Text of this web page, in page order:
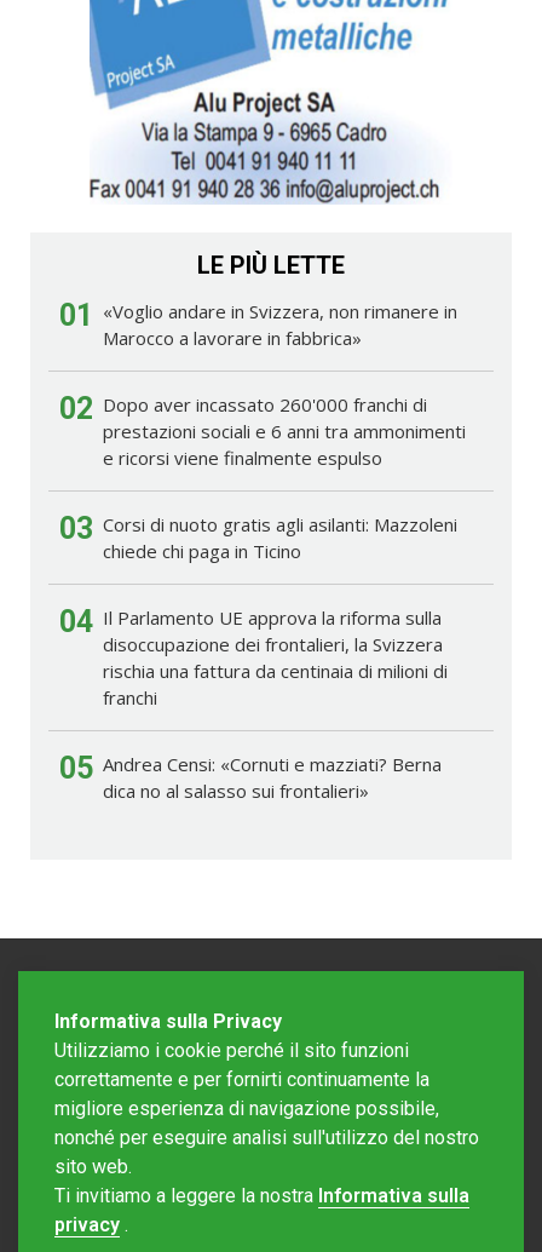
LE PIÙ LETTE
01
«Voglio andare in Svizzera, non rimanere in
Marocco a lavorare in fabbrica»
02 Dopo aver incassato 260'000 franchi di
prestazioni sociali e 6 anni tra ammonimenti
e ricorsi viene finalmente espulso
03 Corsi di nuoto gratis agli asilanti: Mazzoleni
chiede chi paga in Ticino
04 Il Parlamento UE approva la riforma sulla
disoccupazione dei frontalieri, la Svizzera
rischia una fattura da centinaia di milioni di
franchi
05 Andrea Censi: «Cornuti e mazziati? Berna
dica no al salasso sui frontalieri»
Editore Rotostampa SA
Informativa sulla Privacy
Utilizziamo i cookie perché il sito funzioni
correttamente e per fornirti continuamente la
migliore esperienza di navigazione possibile,
nonché per eseguire analisi sull'utilizzo del nostro
sito web.
Ti invitiamo a leggere la nostra Informativa sulla
privacy .